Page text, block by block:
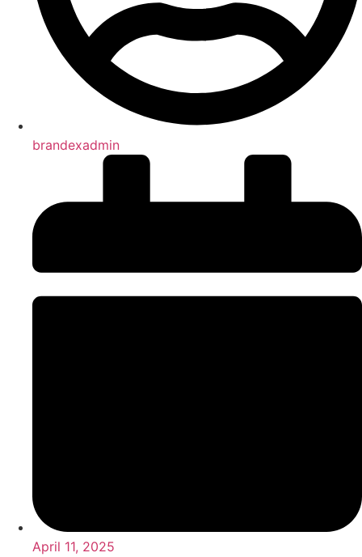
brandexadmin
April 11, 2025